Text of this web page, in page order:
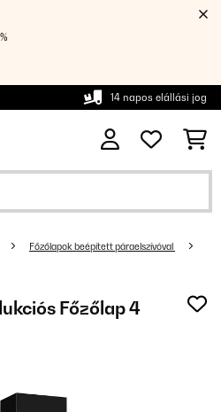
14 napos elállási jog
Főzőlapok beépített páraelszívóval
Főzőlap 4